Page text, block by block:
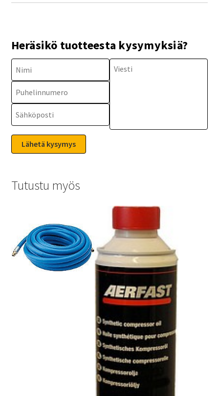
Heräsikö tuotteesta kysymyksiä?
Tutustu myös